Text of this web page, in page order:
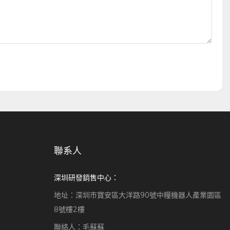
聯系人
深圳研發銷售中心：
地址：深圳市寶安區大洋路90號中糧機器人產業園區
8號樓2樓
聯絡人：毛蘇蘇